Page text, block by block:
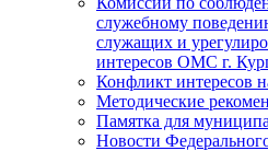
служебному
служащих и
интересов ОМС г.
Конфликт интересов
Методические
Памятка для
Новости